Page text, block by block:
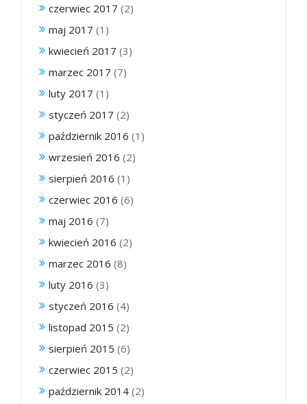
czerwiec 2017 (2)
maj 2017 (1)
kwiecień 2017 (3)
marzec 2017 (7)
luty 2017 (1)
styczeń 2017 (2)
październik 2016 (1)
wrzesień 2016 (2)
sierpień 2016 (1)
czerwiec 2016 (6)
maj 2016 (7)
kwiecień 2016 (2)
marzec 2016 (8)
luty 2016 (3)
styczeń 2016 (4)
listopad 2015 (2)
sierpień 2015 (6)
czerwiec 2015 (2)
październik 2014 (2)